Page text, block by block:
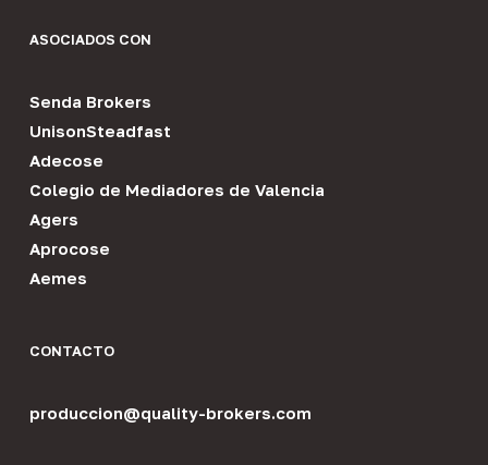
ASOCIADOS CON
Senda Brokers
UnisonSteadfast
Adecose
Colegio de Mediadores de Valencia
Agers
Aprocose
Aemes
CONTACTO
produccion@quality-brokers.com